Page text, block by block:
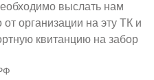
выслать нам
организации на эту ТК и
квитанцию на забор